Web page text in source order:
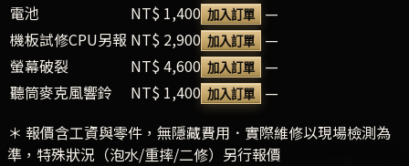
電池
NT$ 1,400 加入訂單
—
機板試修CPU另報 NT$ 2,900 加入訂單
—
螢幕破裂
NT$ 4,600 加入訂單
—
聽筒麥克風響鈴
NT$ 1,400 加入訂單
—
＊ 報價含工資與零件，無隱藏費用．實際維修以現場檢測為
準，特殊狀況（泡水/重摔/二修）另行報價